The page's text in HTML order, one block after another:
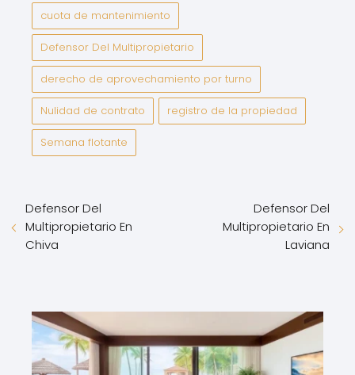
cuota de mantenimiento
Defensor Del Multipropietario
derecho de aprovechamiento por turno
Nulidad de contrato registro de la propiedad
Semana flotante
Defensor Del
Multipropietario En
Chiva
Defensor Del
Multipropietario En
Laviana